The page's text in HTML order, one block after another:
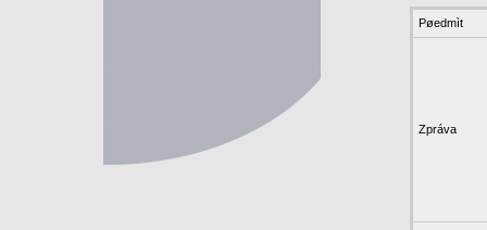
Pøedmìt
Zpráva